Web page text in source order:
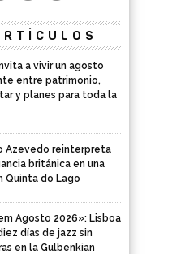
a vivir un agosto
entre patrimonio,
y planes para toda la
Azevedo reinterpreta
británica en una
Quinta do Lago
Agosto 2026»: Lisboa
días de jazz sin
en la Gulbenkian